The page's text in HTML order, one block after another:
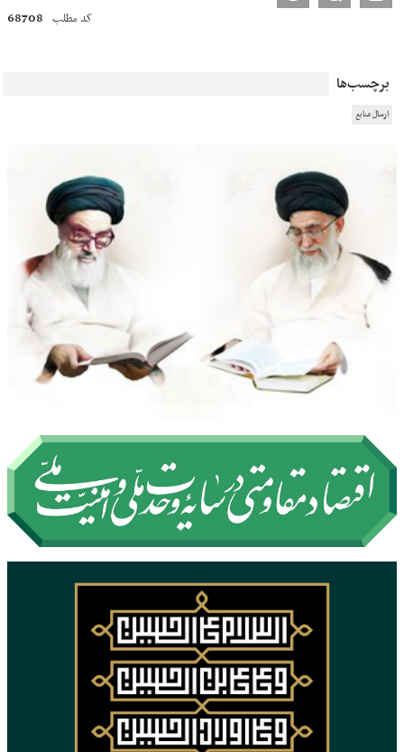
کد مطلب 68708
برچسب‌ها
ارسال منابع